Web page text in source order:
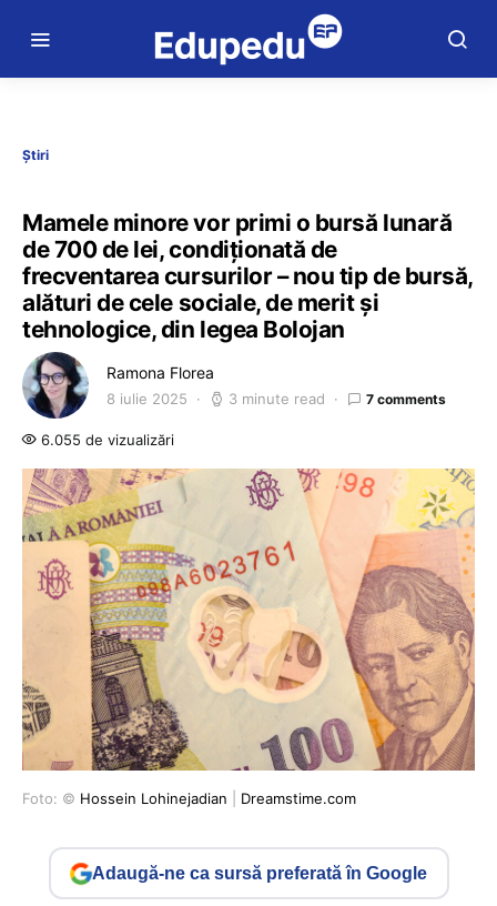
Știri
Mamele minore vor primi o bursă lunară
de 700 de lei, condiționată de
frecventarea cursurilor – nou tip de bursă,
alături de cele sociale, de merit și
tehnologice, din legea Bolojan
Ramona Florea
8 iulie 2025 3 minute read 7 comments
6.055 de vizualizări
Foto: © Hossein Lohinejadian Dreamstime.com
Adaugă-ne ca sursă preferată în Google